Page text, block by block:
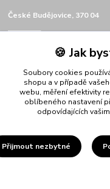
České Budějovice, 370 04
Kontakty
🍪 Jak
Soubory cookies
shopu a v případě
webu, měření efektivity
oblíbeného nastavení
odpovídajících
Přijmout nezbytné